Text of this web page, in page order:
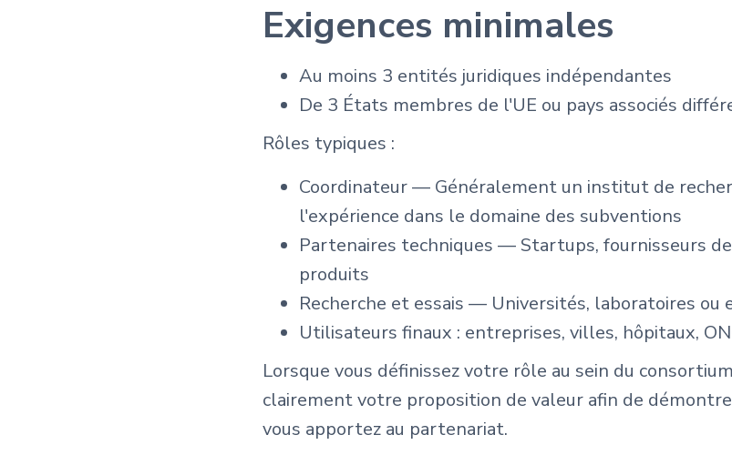
Exigences minimales
Au moins 3 entités juridiques indépendantes
De 3 États membres de l'UE ou pays associés
Rôles typiques :
Coordinateur — Généralement un institut de
l'expérience dans le domaine des subventions
Partenaires techniques — Startups, fournisseurs
produits
Recherche et essais — Universités, laboratoires
Utilisateurs finaux : entreprises, villes, hôpitaux,
Lorsque vous définissez votre rôle au sein du
clairement votre proposition de valeur afin de
vous apportez au partenariat.